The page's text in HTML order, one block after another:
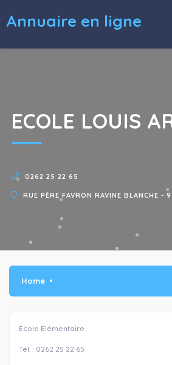
Annuaire en ligne
ECOLE LOUIS
0262 25 22 65
RUE PÈRE FAVRON RAVINE BLANCHE -
Home
Ecole Elémentaire
Tél. : 0262 25 22 65